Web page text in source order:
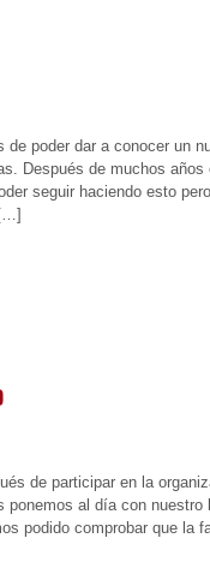
poder dar a conocer un
Después de muchos años
seguir haciendo esto
de participar en la
ponemos al día con
podido comprobar que la